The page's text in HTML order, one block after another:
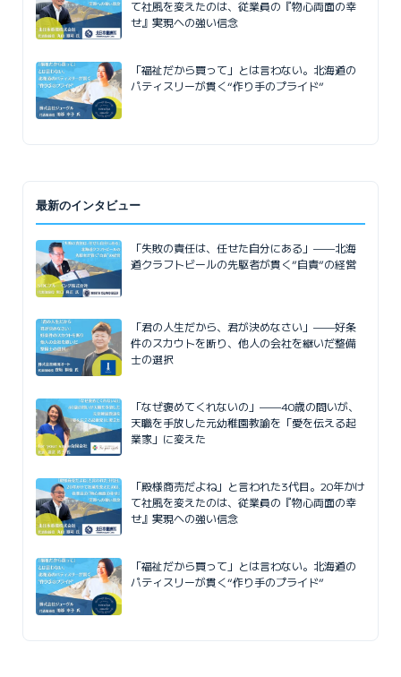
て社風を変えたのは、従業員の『物心両面の幸
せ』実現への強い信念
「福祉だから買って」とは言わない。北海道の
パティスリーが貫く“作り手のプライド”
最新のインタビュー
「失敗の責任は、任せた自分にある」——北海
道クラフトビールの先駆者が貫く”自責”の経営
「君の人生だから、君が決めなさい」——好条
件のスカウトを断り、他人の会社を継いだ整備
士の選択
「なぜ褒めてくれないの」——40歳の問いが、
天職を手放した元幼稚園教諭を「愛を伝える起
業家」に変えた
「殿様商売だよね」と言われた3代目。20年かけ
て社風を変えたのは、従業員の『物心両面の幸
せ』実現への強い信念
「福祉だから買って」とは言わない。北海道の
パティスリーが貫く“作り手のプライド”